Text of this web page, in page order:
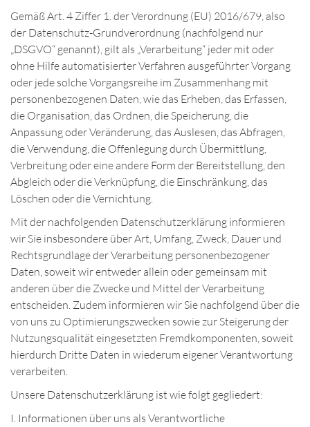
Gemäß Art. 4 Ziffer 1. der Verordnung (EU) 2016/679, also
der Datenschutz-Grundverordnung (nachfolgend nur
„DSGVO“ genannt), gilt als „Verarbeitung“ jeder mit oder
ohne Hilfe automatisierter Verfahren ausgeführter Vorgang
oder jede solche Vorgangsreihe im Zusammenhang mit
personenbezogenen Daten, wie das Erheben, das Erfassen,
die Organisation, das Ordnen, die Speicherung, die
Anpassung oder Veränderung, das Auslesen, das Abfragen,
die Verwendung, die Offenlegung durch Übermittlung,
Verbreitung oder eine andere Form der Bereitstellung, den
Abgleich oder die Verknüpfung, die Einschränkung, das
Löschen oder die Vernichtung.
Mit der nachfolgenden Datenschutzerklärung informieren
wir Sie insbesondere über Art, Umfang, Zweck, Dauer und
Rechtsgrundlage der Verarbeitung personenbezogener
Daten, soweit wir entweder allein oder gemeinsam mit
anderen über die Zwecke und Mittel der Verarbeitung
entscheiden. Zudem informieren wir Sie nachfolgend über die
von uns zu Optimierungszwecken sowie zur Steigerung der
Nutzungsqualität eingesetzten Fremdkomponenten, soweit
hierdurch Dritte Daten in wiederum eigener Verantwortung
verarbeiten.
Unsere Datenschutzerklärung ist wie folgt gegliedert:
I. Informationen über uns als Verantwortliche